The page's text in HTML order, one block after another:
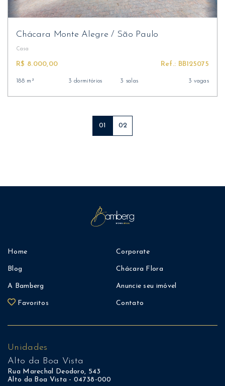
Chácara Monte Alegre/ São Paulo
Casa
R$ 8.000,00 Ref.: BB125075
188 m² 3 dormitórios 3 salas 3 vagas
01 02
Home
Blog
A Bamberg
Favoritos
Corporate
Chácara Flora
Anuncie seu imóvel
Contato
Unidades
Alto da Boa Vista
Rua Marechal Deodoro, 543
Alto da Boa Vista - 04738-000